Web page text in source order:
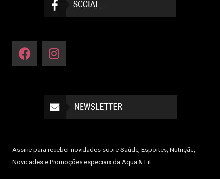
Assine para receber novidades sobre Saúde, Esportes, Nutrição,
Novidades e Promoções especiais da Aqua & Fit.